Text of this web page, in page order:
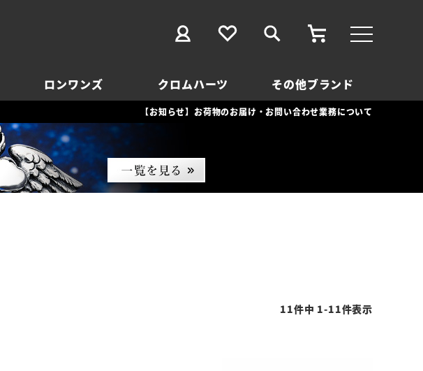
ロンワンズ クロムハーツ その他ブランド
【お知らせ】お荷物のお届け・お問い合わせ業務について
11件中 1-11件表示